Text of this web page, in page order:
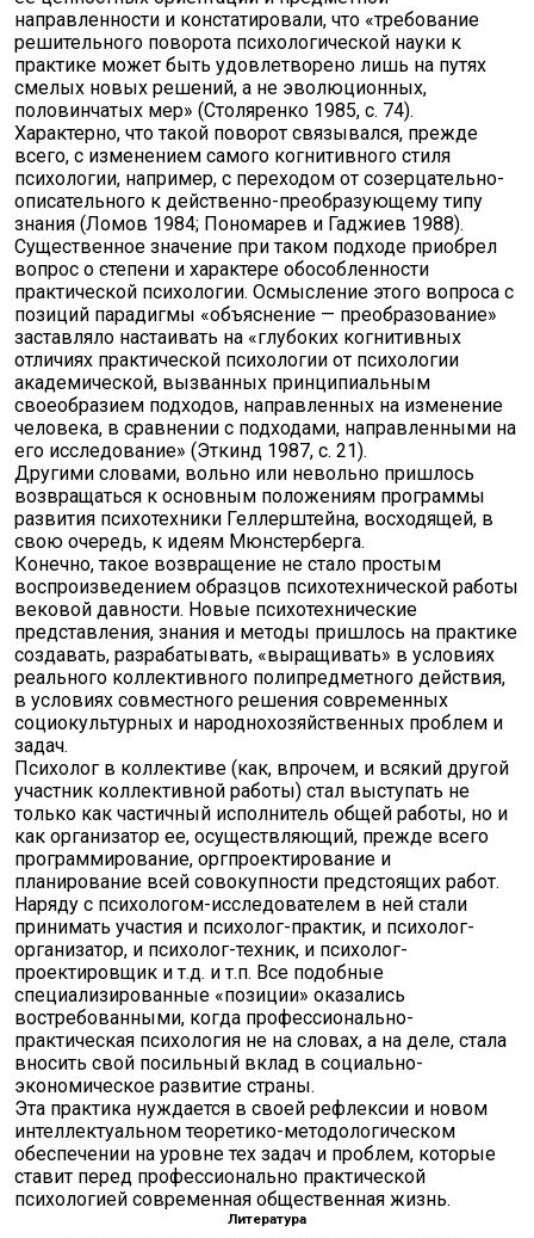
направленности и констатировали, что «требование
решительного поворота психологической науки к
практике может быть удовлетворено лишь на путях
смелых новых решений, а не эволюционных,
половинчатых мер» (Столяренко 1985, с. 74).
Характерно, что такой поворот связывался, прежде
всего, с изменением самого когнитивного стиля
психологии, например, с переходом от созерцательно-
описательного к действенно-преобразующему типу
знания (Ломов 1984; Пономарев и Гаджиев 1988).
Существенное значение при таком подходе приобрел
вопрос о степени и характере обособленности
практической психологии. Осмысление этого вопроса с
позиций парадигмы «объяснение — преобразование»
заставляло настаивать на «глубоких когнитивных
отличиях практической психологии от психологии
академической, вызванных принципиальным
своеобразием подходов, направленных на изменение
человека, в сравнении с подходами, направленными на
его исследование» (Эткинд 1987, с. 21).
Другими словами, вольно или невольно пришлось
возвращаться к основным положениям программы
развития психотехники Геллерштейна, восходящей, в
свою очередь, к идеям Мюнстерберга.
Конечно, такое возвращение не стало простым
воспроизведением образцов психотехнической работы
вековой давности. Новые психотехнические
представления, знания и методы пришлось на практике
создавать, разрабатывать, «выращивать» в условиях
реального коллективного полипредметного действия,
в условиях совместного решения современных
социокультурных и народнохозяйственных проблем и
задач.
Психолог в коллективе (как, впрочем, и всякий другой
участник коллективной работы) стал выступать не
только как частичный исполнитель общей работы, но и
как организатор ее, осуществляющий, прежде всего
программирование, оргпроектирование и
планирование всей совокупности предстоящих работ.
Наряду с психологом-исследователем в ней стали
принимать участия и психолог-практик, и психолог-
организатор, и психолог-техник, и психолог-
проектировщик и т.д. и т.п. Все подобные
специализированные «позиции» оказались
востребованными, когда профессионально-
практическая психология не на словах, а на деле, стала
вносить свой посильный вклад в социально-
экономическое развитие страны.
Эта практика нуждается в своей рефлексии и новом
интеллектуальном теоретико-методологическом
обеспечении на уровне тех задач и проблем, которые
ставит перед профессионально практической
психологией современная общественная жизнь.
Литература